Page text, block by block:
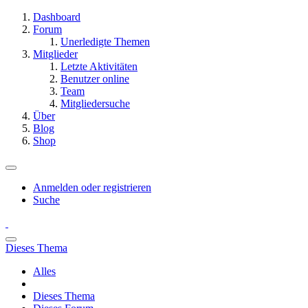
Dashboard
Forum
Unerledigte Themen
Mitglieder
Letzte Aktivitäten
Benutzer online
Team
Mitgliedersuche
Über
Blog
Shop
Anmelden oder registrieren
Suche
Dieses Thema
Alles
Dieses Thema